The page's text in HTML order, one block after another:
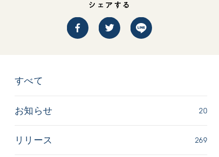
シェアする
すべて
お知らせ 20
リリース 269